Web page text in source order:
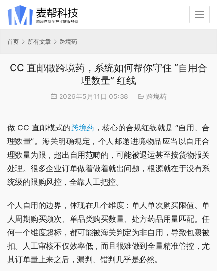
首页 所有文章 跨境药
CC 直邮做跨境药，系统如何帮你守住 “自用合
理数量” 红线
2026年5月11日 05:38 跨境药
做 CC 直邮模式的跨境药 ，核心的合规红线就是 “自用、合
理数量”。海关明确规定，个人邮递进境物品应当以自用合
理数量为限，超出自用范畴的，可能被退运甚至按货物报关
处理。很多企业订单做着做着就出问题，根源就在于没有系
统级的限购风控，全靠人工把控。
个人自用的边界，体现在几个维度：单人单次购买限值、单
人周期购买频次、单品类购买数量、处方药品用量匹配。任
何一个维度超标，都可能被海关判定为非自用，导致包裹被
扣。人工审核不仅效率低，而且很难做到全量精准管控，尤
其订单量上来之后，漏判、错判几乎是必然。